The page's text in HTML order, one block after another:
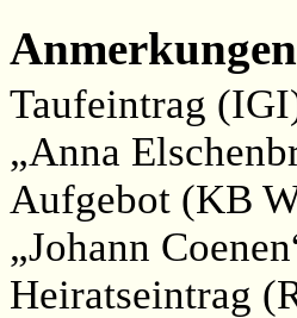
Taufeintrag
„Anna
Aufgebot (KB
„Johann
Heiratseintrag